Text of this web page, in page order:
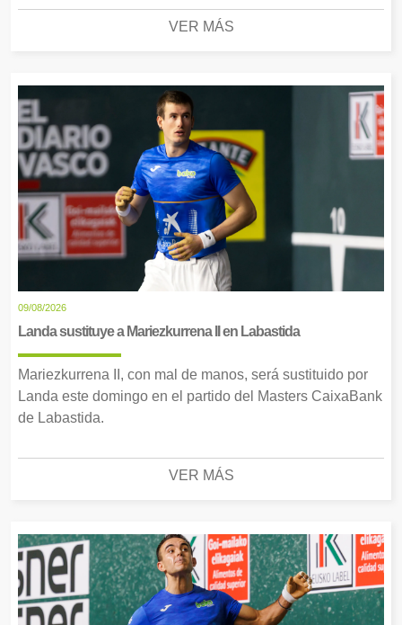
VER MÁS
09/08/2026
Landa sustituye a Mariezkurrena II en Labastida
Mariezkurrena II, con mal de manos, será sustituido por
Landa este domingo en el partido del Masters CaixaBank
de Labastida.
VER MÁS